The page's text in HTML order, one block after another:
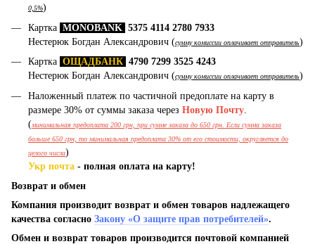
0,5%)
Картка MONOBANK 5375 4114 2780 7933
Нестерюк Богдан Александрович (сумму комиссии оплачивает отправитель)
Картка ОЩАДБАНК 4790 7299 3525 4243
Нестерюк Богдан Александрович (сумму комиссии оплачивает отправитель)
Наложенный платеж по частичной предоплате на карту в
размере 30% от суммы заказа через Новую Почту
(минимальная предоплата 200 грн, при сумме заказа до 650 грн. Если сумма заказа
больше 650 грн, то минимальная предоплата 30% от его стоимости, округляется до
целого числа)
Укр почта - полная оплата на карту!
Возврат и обмен
Компания производит возврат и обмен товаров надлежащего
качества согласно Закону «О защите прав потребителей».
Обмен и возврат товаров производится почтовой компанией